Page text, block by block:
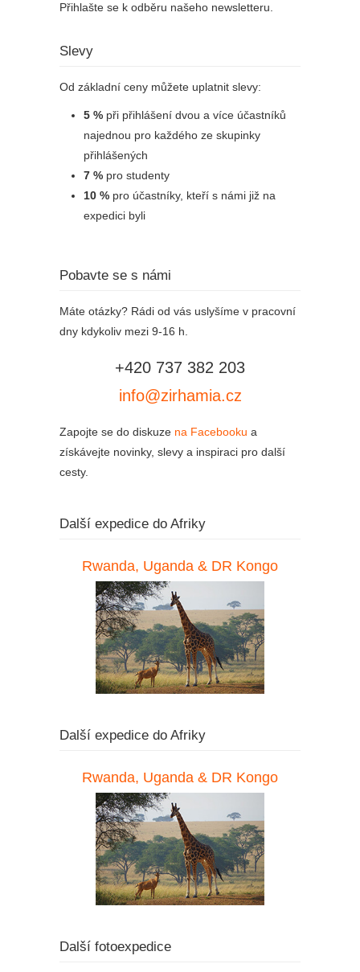
Přihlašte se k odběru našeho newsletteru.
Slevy
Od základní ceny můžete uplatnit slevy:
5 % při přihlášení dvou a více účastníků
najednou pro každého ze skupinky
přihlášených
7 % pro studenty
10 % pro účastníky, kteří s námi již na
expedici byli
Pobavte se s námi
Máte otázky? Rádi od vás uslyšíme v pracovní
dny kdykoliv mezi 9-16 h.
+420 737 382 203
info@zirhamia.cz
Zapojte se do diskuze na Facebooku a
získávejte novinky, slevy a inspiraci pro další
cesty.
Další expedice do Afriky
Rwanda, Uganda & DR Kongo
Další expedice do Afriky
Rwanda, Uganda & DR Kongo
Další fotoexpedice